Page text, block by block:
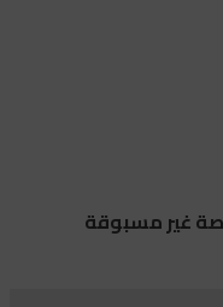
غير مسبوقة